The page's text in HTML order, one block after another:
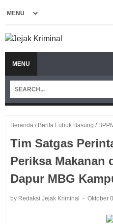
MENU
Beranda / Berita Lubuk Basung /
Tim Satgas
Periksa Makanan
Dapur MBG
by Redaksi Jejak Kriminal Oktober